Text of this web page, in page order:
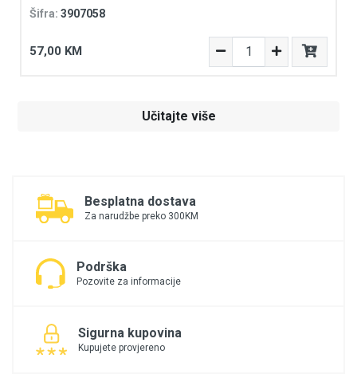
Šifra: 3907058
57,00 KM
Učitajte više
Besplatna dostava
Za narudžbe preko 300KM
Podrška
Pozovite za informacije
Sigurna kupovina
Kupujete provjereno